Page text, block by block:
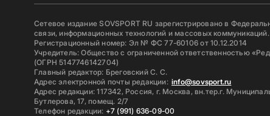
Сетевое издание SOVSPORT RU зарегистрировано в
связи, информационных технологий и массовых коммуникаций.
Регистрационный номер: Эл № ФС 77-60106 от 10.12.2014
Учредитель: Общество с ограниченной ответственностью
(ОГРН 5147746142704)
Главный редактор: Бреговский С. С.
Адрес электронной почты редакции: info@sovsport.ru
Адрес редакции: 117342, Россия, г. Москва, вн.тер.г.
Бутлерова, 17, помещ. 2/7
Телефон редакции: +7 (991) 636-09-00